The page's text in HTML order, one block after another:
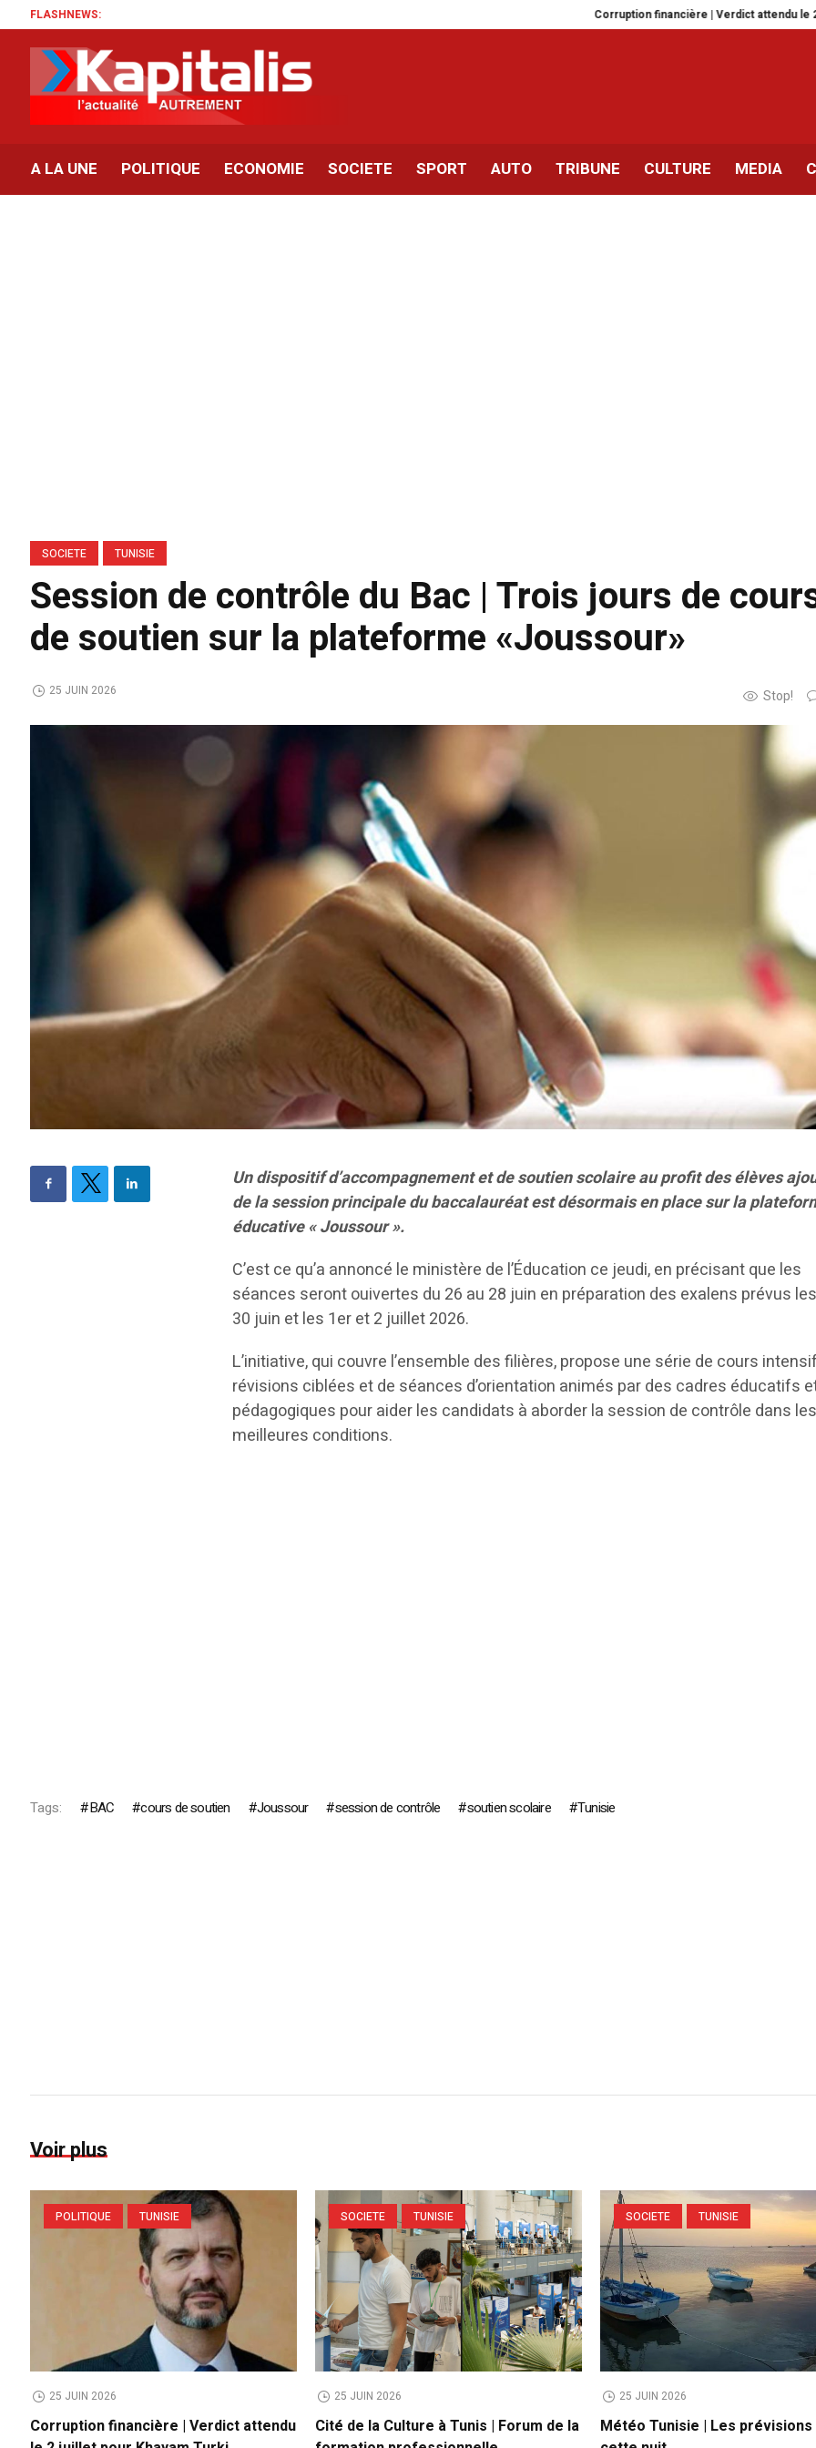
FLASHNEWS: Corruption financière | Verdict attendu le 2 juillet
A LA UNE POLITIQUE ECONOMIE SOCIETE SPORT AUTO TRIBUNE CULTURE MEDIA
SOCIETE TUNISIE
Session de contrôle du Bac | Trois jours de
de soutien sur la plateforme «Joussour»
Stop!
25 JUIN 2026
Un dispositif d’accompagnement et de soutien scolaire au profit des élèves
de la session principale du baccalauréat est désormais en place sur la
éducative « Joussour ».
C’est ce qu’a annoncé le ministère de l’Éducation ce jeudi, en précisant que les
séances seront ouivertes du 26 au 28 juin en préparation des exalens prévus
30 juin et les 1er et 2 juillet 2026.
L’initiative, qui couvre l’ensemble des filières, propose une série de cours
révisions ciblées et de séances d’orientation animés par des cadres éducatifs
pédagogiques pour aider les candidats à aborder la session de contrôle dans
meilleures conditions.
Tags: BAC cours de soutien Joussour session de contrôle soutien scolaire Tunisie
Voir plus
POLITIQUE TUNISIE
25 JUIN 2026
Corruption financière | Verdict attendu
SOCIETE TUNISIE
25 JUIN 2026
Cité de la Culture à Tunis | Forum de la
SOCIETE TUNISIE
25 JUIN 2026
Météo Tunisie | Les